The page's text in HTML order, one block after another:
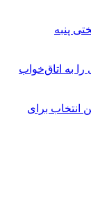
پنبه
را به اتاق‌خواب
انتخاب برای